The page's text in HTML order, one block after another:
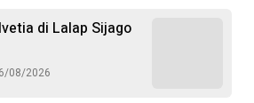
di Lalap Sijago
6/08/2026